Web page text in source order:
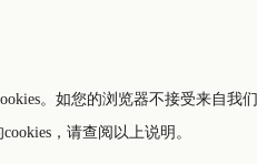
。如您的浏览器不接受来自我
，请查阅以上说明。